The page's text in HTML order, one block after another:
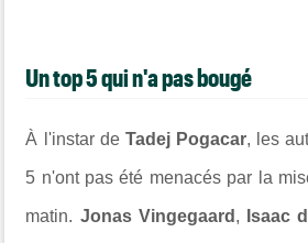
Un top 5 qui n'a pas bougé
À l'instar de Tadej Pogacar, les
5 n'ont pas été menacés par la
matin. Jonas Vingegaard , Isaac